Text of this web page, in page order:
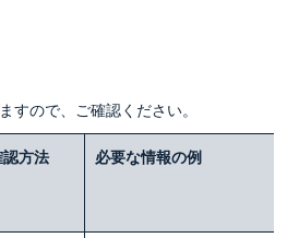
すので、ご確認ください。
認方法 必要な情報の例